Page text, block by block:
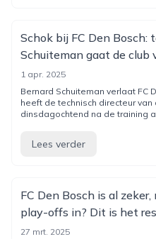
Schok bij FC Den Bosch:
Schuiteman gaat de club
1 apr. 2025
Bernard Schuiteman verlaat FC
heeft de technisch directeur
dinsdagochtend na de training
Lees verder
FC Den Bosch is al
play-offs in? Dit is het
27 mrt. 2025